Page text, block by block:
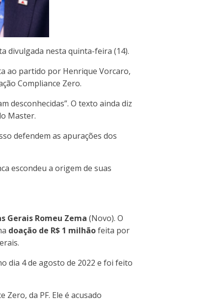
divulgada nesta quinta-feira (14).
ao partido por Henrique Vorcaro,
Compliance Zero.
desconhecidas”. O texto ainda diz
Master.
defendem as apurações dos
escondeu a origem de suas
Gerais Romeu Zema (Novo). O
doação de R$ 1 milhãofeita por
dia 4 de agosto de 2022 e foi feito
da PF. Ele é acusado